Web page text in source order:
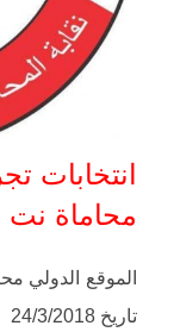
انتخابات
محاماة نت
الموقع الدولي
تاريخ 24/3/2018